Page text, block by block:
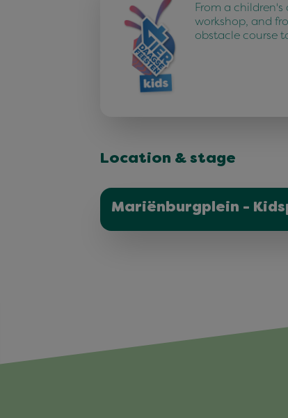
From a
workshop, and
obstacle course
Location & stage
Mariënburgplein -